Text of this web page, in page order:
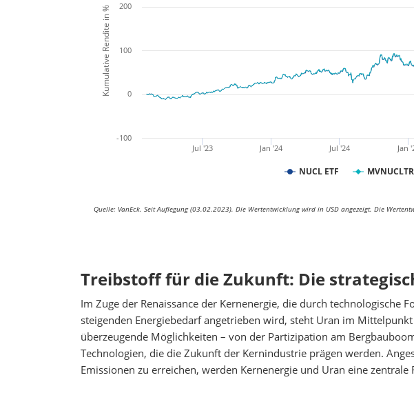
Kumulative Rendite in %
NUCL ETF
Jul '23 Jan '24 Jul '24 Jan
-100
0
100
200
Quelle: VanEck. Seit Auflegung (03.02.2023). Die Wertentwicklung wird in USD angezeigt. Die
Treibstoff für die Zukunft: Die
Im Zuge der Renaissance der Kernenergie, die durch technologische
steigenden Energiebedarf angetrieben wird, steht Uran im
überzeugende Möglichkeiten – von der Partizipation am
Technologien, die die Zukunft der Kernindustrie prägen werden.
Emissionen zu erreichen, werden Kernenergie und Uran eine zentrale